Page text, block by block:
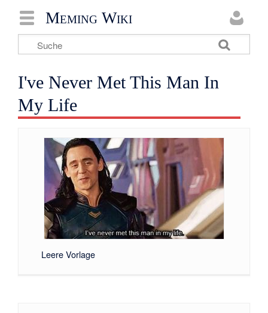
Meming Wiki
I've Never Met This Man In
My Life
Leere Vorlage